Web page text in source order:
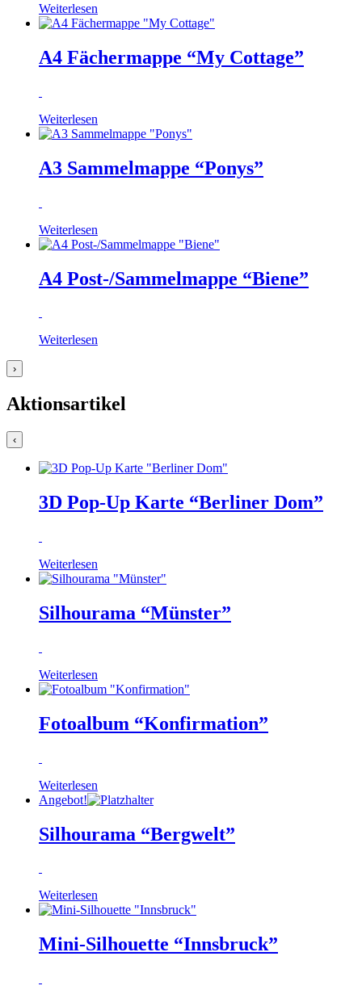
Weiterlesen
A4 Fächermappe “My Cottage”
Weiterlesen
A3 Sammelmappe “Ponys”
Weiterlesen
A4 Post-/Sammelmappe “Biene”
Weiterlesen
›
Aktionsartikel
‹
3D Pop-Up Karte “Berliner Dom”
Weiterlesen
Silhourama “Münster”
Weiterlesen
Fotoalbum “Konfirmation”
Weiterlesen
Angebot!
Silhourama “Bergwelt”
Weiterlesen
Mini-Silhouette “Innsbruck”